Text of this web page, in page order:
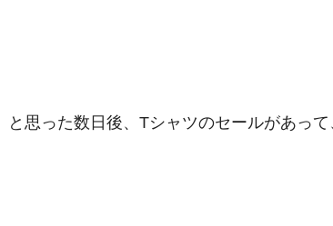
思った数日後、Tシャツのセールがあって